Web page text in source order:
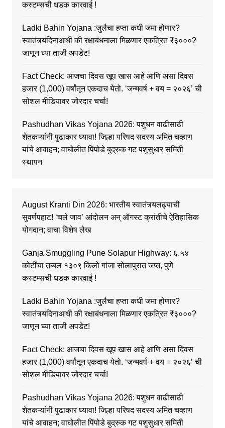
कस्टम्सची धडक कारवाई !
Ladki Bahin Yojana :जुलैचा हप्ता कधी जमा होणार?
स्वातंत्र्यदिनाआधी की रक्षाबंधनाला मिळणार एकत्रित ₹३०००?
जाणून घ्या ताजी अपडेट!
Fact Check: आजचा दिवस खूप खास आहे आणि असा दिवस
हजार (1,000) वर्षांतून एकदाच येतो. ‘जन्मवर्ष + वय = २०२६’ ची
सोशल मीडियावर जोरदार चर्चा!
Pashudhan Vikas Yojana 2026: पशुधन वाढीसाठी
शेतकऱ्यांनी पुढाकार घ्यावा! जिल्हा परिषद सदस्य अमित चव्हाण
यांचे आवाहन; वाघोलीत पिंपोडे बुद्रुक गट पशुसुधार समिती
स्थापन
August Kranti Din 2026: भारतीय स्वातंत्र्यलढ्याची
सुवर्णपहाट! ‘चले जाव’ आंदोलन अन् ऑगस्ट क्रांतीचे ऐतिहासिक
योगदान; वाचा विशेष लेख
Ganja Smuggling Pune Solapur Highway: ६.५४
कोटींचा तब्बल १३०९ किलो गांजा सोलापुरात जप्त, पुणे
कस्टम्सची धडक कारवाई !
Ladki Bahin Yojana :जुलैचा हप्ता कधी जमा होणार?
स्वातंत्र्यदिनाआधी की रक्षाबंधनाला मिळणार एकत्रित ₹३०००?
जाणून घ्या ताजी अपडेट!
Fact Check: आजचा दिवस खूप खास आहे आणि असा दिवस
हजार (1,000) वर्षांतून एकदाच येतो. ‘जन्मवर्ष + वय = २०२६’ ची
सोशल मीडियावर जोरदार चर्चा!
Pashudhan Vikas Yojana 2026: पशुधन वाढीसाठी
शेतकऱ्यांनी पुढाकार घ्यावा! जिल्हा परिषद सदस्य अमित चव्हाण
यांचे आवाहन; वाघोलीत पिंपोडे बुद्रुक गट पशुसुधार समिती